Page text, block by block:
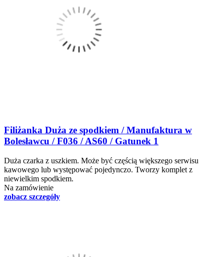
Filiżanka Duża ze spodkiem / Manufaktura w
Bolesławcu / F036 / AS60 / Gatunek 1
Duża czarka z uszkiem. Może być częścią większego serwisu
kawowego lub występować pojedynczo. Tworzy komplet z
niewielkim spodkiem.
Na zamówienie
zobacz szczegóły